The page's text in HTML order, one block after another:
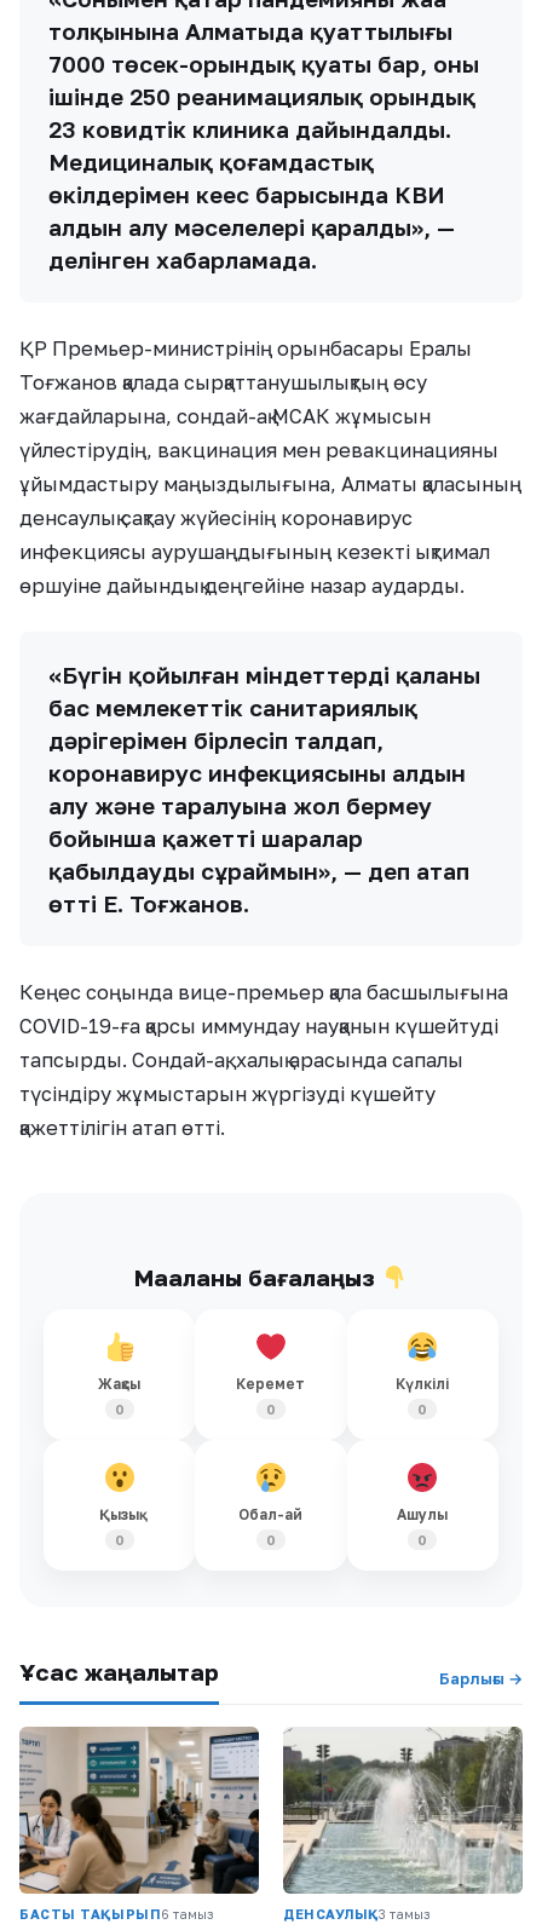
толқынына Алматыда қуаттылығы
7000 төсек-орындық қуаты бар, оның
ішінде 250 реанимациялық орындық
23 ковидтік клиника дайындалды.
Медициналық қоғамдастық
өкілдерімен кеңес барысында КВИ
алдын алу мәселелері қаралды», —
делінген хабарламада.
ҚР Премьер-министрінің орынбасары Ералы
Тоғжанов қалада сырқаттанушылықтың өсу
жағдайларына, сондай-ақ МСАК жұмысын
үйлестірудің, вакцинация мен ревакцинацияны
ұйымдастыру маңыздылығына, Алматы қаласының
денсаулық сақтау жүйесінің коронавирус
инфекциясы аурушаңдығының кезекті ықтимал
өршуіне дайындық деңгейіне назар аударды.
«Бүгін қойылған міндеттерді қаланың
бас мемлекеттік санитариялық
дәрігерімен бірлесіп талдап,
коронавирус инфекциясының алдын
алу және таралуына жол бермеу
бойынша қажетті шаралар
қабылдауды сұраймын», — деп атап
өтті Е. Тоғжанов.
Кеңес соңында вице-премьер қала басшылығына
COVID-19-ға қарсы иммундау науқанын күшейтуді
тапсырды. Сондай-ақ, халық арасында сапалы
түсіндіру жұмыстарын жүргізуді күшейту
қажеттілігін атап өтті.
Мақаланы бағалаңыз
Жақсы
0
Керемет
0
Күлкілі
0
Қызық
0
Обал-ай
0
Ашулы
0
Ұқсас жаңалықтар Барлығы →
БАСТЫ ТАҚЫРЫП6 тамыз ДЕНСАУЛЫҚ3 тамыз